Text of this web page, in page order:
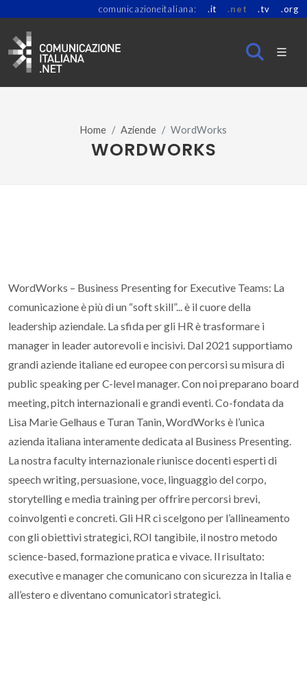
comunicazioneitaliana: .it .net .tv .org
Home Aziende WordWorks
WORDWORKS
WordWorks – Business Presenting for Executive Teams: La
comunicazione è più di un “soft skill”... è il cuore della
leadership aziendale. La sfida per gli HR è trasformare i
manager in leader autorevoli e incisivi. Dal 2021 supportiamo
grandi aziende italiane ed europee con percorsi su misura di
public speaking per C-level manager. Con noi preparano board
meeting, pitch internazionali e grandi eventi. Co-fondata da
Lisa Marie Gelhaus e Turan Tanin, WordWorks è l’unica
azienda italiana interamente dedicata al Business Presenting.
La nostra faculty internazionale riunisce docenti esperti di
speech writing, persuasione, voce, linguaggio del corpo,
storytelling e media training per offrire percorsi brevi,
coinvolgenti e concreti. Gli HR ci scelgono per l’allineamento
con gli obiettivi strategici, ROI tangibile, il nostro metodo
science-based, formazione pratica e vivace. Il risultato:
executive e manager che comunicano con sicurezza in Italia e
all’estero e diventano comunicatori strategici.